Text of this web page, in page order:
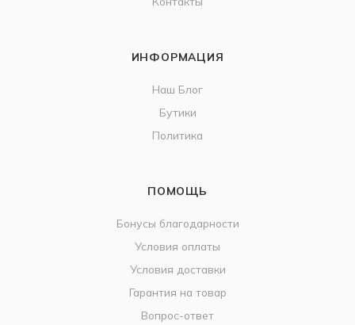
ИНФОРМАЦИЯ
Наш Блог
Бутики
Политика
ПОМОЩЬ
Бонусы благодарности
Условия оплаты
Условия доставки
Гарантия на товар
Вопрос-ответ